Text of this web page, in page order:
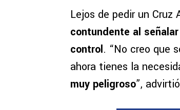
Lejos de pedir un Cruz
contundente al
control. “No creo que
ahora tienes la
muy peligroso”,